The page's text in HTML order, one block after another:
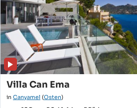
Villa Can Ema
in Canyamel (Osten)